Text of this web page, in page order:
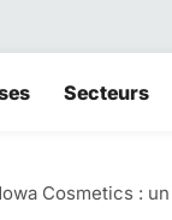
Secteurs
Cosmetics :